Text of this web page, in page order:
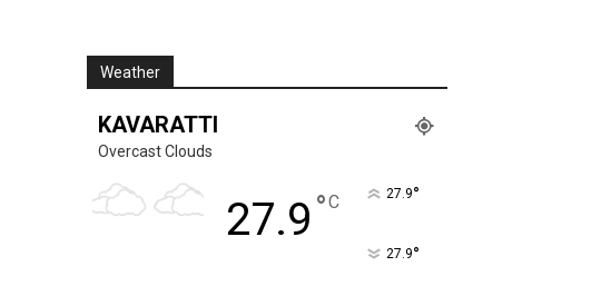
Weather
KAVARATTI
Overcast Clouds
27.9 °C 27.9°
27.9°